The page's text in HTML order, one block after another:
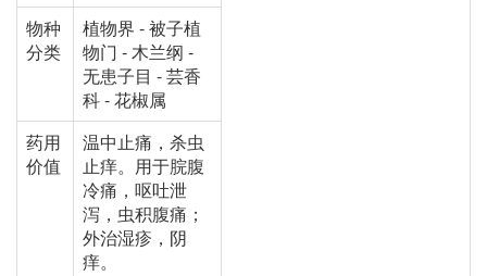
物种
分类
植物界 - 被子植
物门 - 木兰纲 -
无患子目 - 芸香
科 - 花椒属
药用
价值
温中止痛，杀虫
止痒。用于脘腹
冷痛，呕吐泄
泻，虫积腹痛；
外治湿疹，阴
痒。